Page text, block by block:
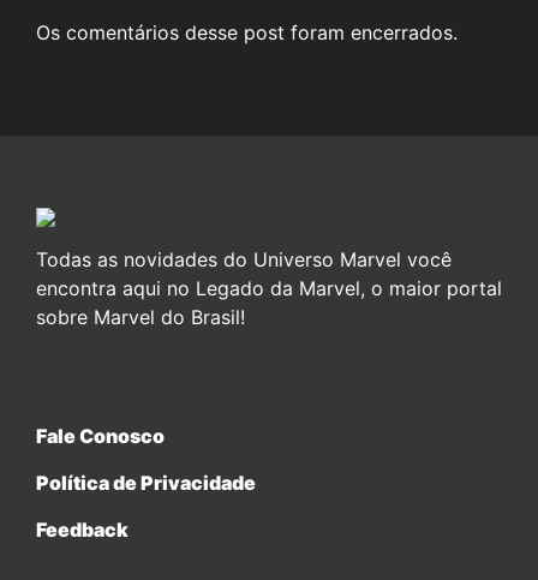
Os comentários desse post foram encerrados.
Todas as novidades do Universo Marvel você
encontra aqui no Legado da Marvel, o maior portal
sobre Marvel do Brasil!
Fale Conosco
Política de Privacidade
Feedback